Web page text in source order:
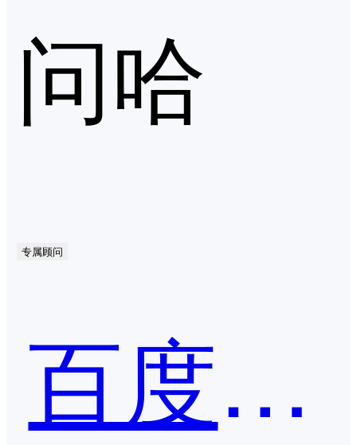
问哈
专属顾问
百度脑图